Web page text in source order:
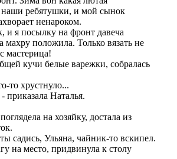
наши ребятушки, и мой сынок
ненароком.
я посылку на фронт давеча
махру положила. Только вязать не
мастерица!
кучи белые варежки, собралась
то хрустнуло...
приказала Наталья.
на хозяйку, достала из
садись, Ульяна, чайник-то вскипел.
на место, придвинула к столу